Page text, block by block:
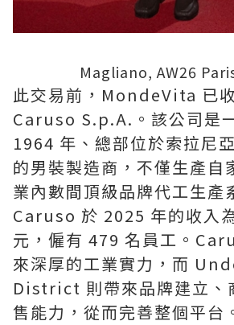
Magliano, AW26
此交易前，MondeVita 已
Caruso S.p.A.。該公司是
1964 年、總部位於索拉尼
的男裝製造商，不僅生產自
業內數間頂級品牌代工生產
Caruso 於 2025 年的收入
元，僱有 479 名員工。
來深厚的工業實力，而
District 則帶來品牌建立、
售能力，從而完善整個平台